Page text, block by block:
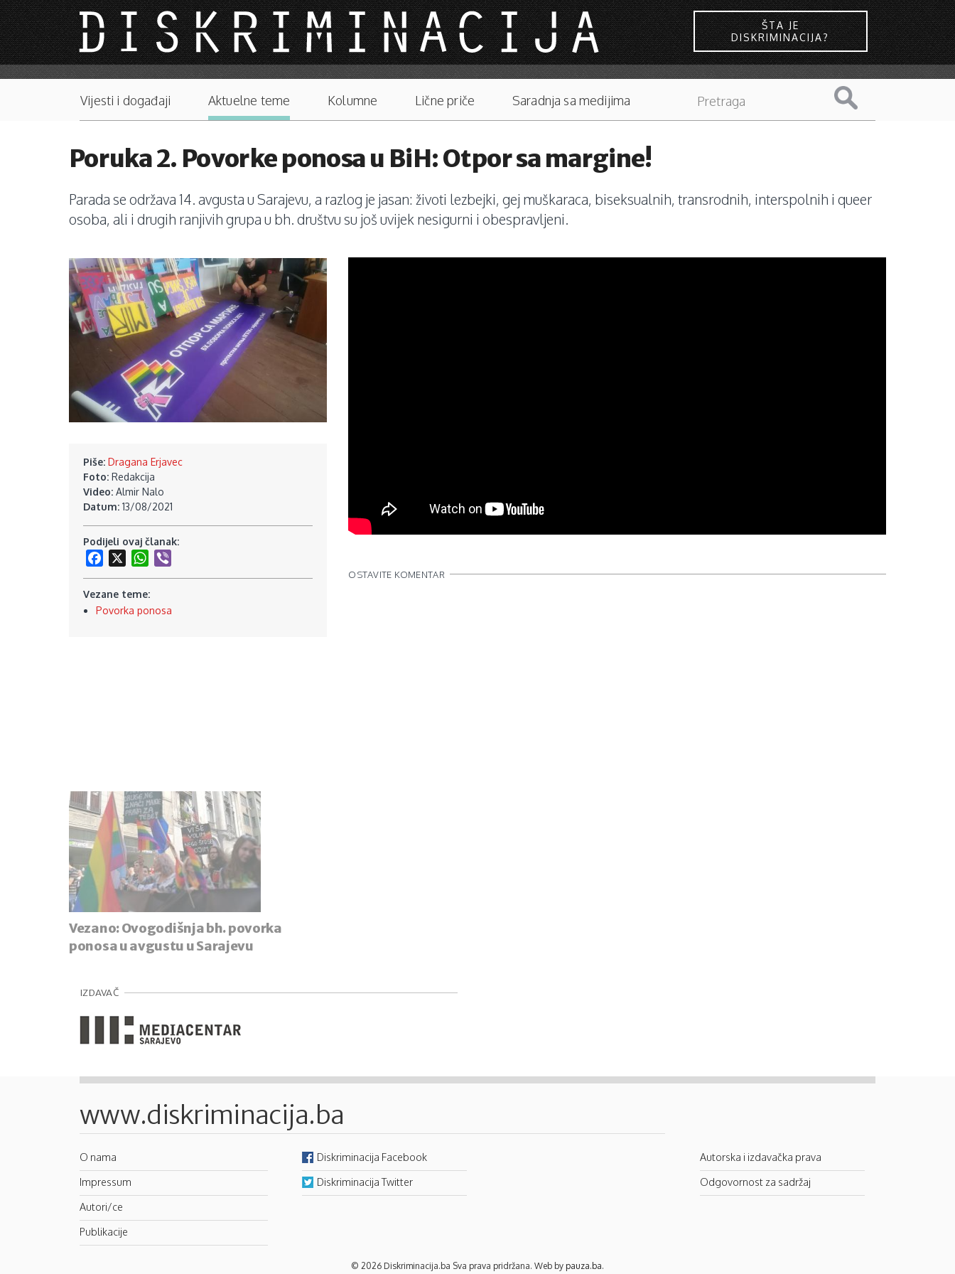
Skip to main content
ŠTA JE
DISKRIMINACIJA?
Main menu
Vijesti i događaji Aktuelne teme Kolumne Lične priče Saradnja sa medijima
Poruka 2. Povorke ponosa u BiH: Otpor sa margine!
Parada se održava 14. avgusta u Sarajevu, a razlog je jasan: životi lezbejki, gej muškaraca, biseksualnih, transrodnih, interspolnih i queer
osoba, ali i drugih ranjivih grupa u bh. društvu su još uvijek nesigurni i obespravljeni.
Piše: Dragana Erjavec
Foto: Redakcija
Video: Almir Nalo
Datum: 13/08/2021
Podijeli ovaj članak:
Facebook
WhatsApp
Vezane teme:
Povorka ponosa
Vezano:Ovogodišnja bh. povorka
ponosa u avgustu u Sarajevu
OSTAVITE KOMENTAR
IZDAVAČ
www.diskriminacija.ba
O nama
Impressum
Autori/ce
Publikacije
Diskriminacija Facebook
Diskriminacija Twitter
Autorska i izdavačka prava
Odgovornost za sadržaj
© 2026 Diskriminacija.ba Sva prava pridržana. Web by pauza.ba.